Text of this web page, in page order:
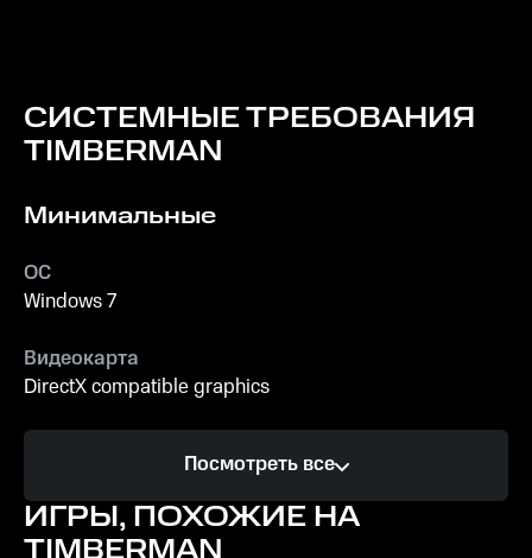
СИСТЕМНЫЕ ТРЕБОВАНИЯ
TIMBERMAN
Минимальные
ОС
Windows 7
Видеокарта
DirectX compatible graphics
Память
Посмотреть все
ИГРЫ, ПОХОЖИЕ НА